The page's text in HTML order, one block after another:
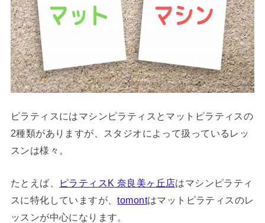
ピラティスにはマシンピラティスとマットピラティスの
2種類がありますが、スタジオによって扱っているレッ
スンは様々。
たとえば、 ピラティスK 奈良美ヶ丘店はマシンピラティ
スに特化していますが、tomontはマットピラティスのレ
ッスンが中心になります。